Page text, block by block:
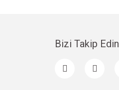
Bizi Takip Edin